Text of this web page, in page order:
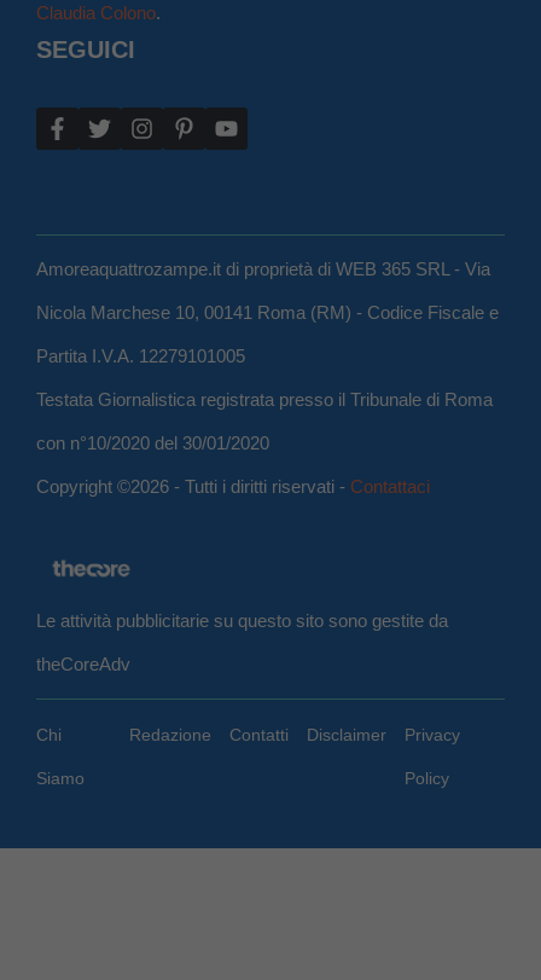
Claudia Colono.
SEGUICI
Amoreaquattrozampe.it di proprietà di WEB 365 SRL - Via
Nicola Marchese 10, 00141 Roma (RM) - Codice Fiscale e
Partita I.V.A. 12279101005
Testata Giornalistica registrata presso il Tribunale di Roma
con n°10/2020 del 30/01/2020
Copyright ©2026 - Tutti i diritti riservati - Contattaci
Le attività pubblicitarie su questo sito sono gestite da
theCoreAdv
Chi
Siamo
Redazione Contatti Disclaimer Privacy
Policy